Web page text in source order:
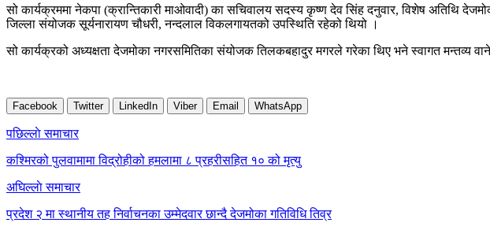
सो कार्यक्रममा नेकपा (क्रान्तिकारी माओवादी) का सचिवालय सदस्य कृष्ण देव सिंह दनुवार, विशेष अतिथि
जिल्ला संयोजक सूर्यनारायण चौधरी, नन्दलाल विकलगायतको उपस्थिति रहेको थियो ।
सो कार्यक्रको अध्यक्षता देजमोका नगरसमितिका संयोजक तिलकबहादुर मगरले गरेका थिए भने स्वागत मन्तव्य
Facebook Twitter LinkedIn Viber Email WhatsApp
Post
navigation
पछिल्लाे समाचार
कश्मिरको पुलवामामा विद्रोहीको हमलामा ८ प्रहरीसहित १० को मृत्यु
अघिल्लाे समाचार
प्रदेश २ मा स्थानीय तह निर्वाचनका उम्मेदवार छान्दै देजमोका गतिविधि तिव्र